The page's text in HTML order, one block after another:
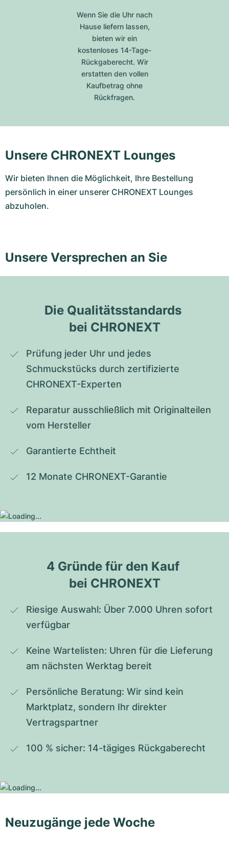
Wenn Sie die Uhr nach
Hause liefern lassen,
bieten wir ein
kostenloses 14-Tage-
Rückgaberecht. Wir
erstatten den vollen
Kaufbetrag ohne
Rückfragen.
Unsere CHRONEXT Lounges
Wir bieten Ihnen die Möglichkeit, Ihre Bestellung
persönlich in einer unserer CHRONEXT Lounges
abzuholen.
Unsere Versprechen an Sie
Die Qualitätsstandards
bei CHRONEXT
Prüfung jeder Uhr und jedes
Schmuckstücks durch zertifizierte
CHRONEXT-Experten
Reparatur ausschließlich mit Originalteilen
vom Hersteller
Garantierte Echtheit
12 Monate CHRONEXT-Garantie
4 Gründe für den Kauf
bei CHRONEXT
Riesige Auswahl: Über 7.000 Uhren sofort
verfügbar
Keine Wartelisten: Uhren für die Lieferung
am nächsten Werktag bereit
Persönliche Beratung: Wir sind kein
Marktplatz, sondern Ihr direkter
Vertragspartner
100 % sicher: 14-tägiges Rückgaberecht
Neuzugänge jede Woche